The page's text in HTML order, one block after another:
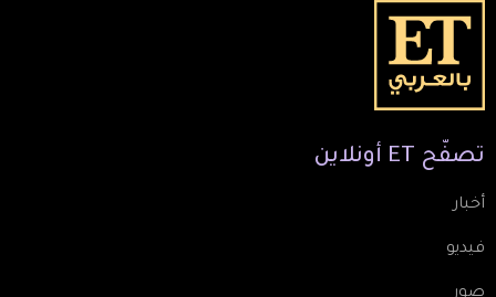
تصفّح ET أونلاين
أخبار
فيديو